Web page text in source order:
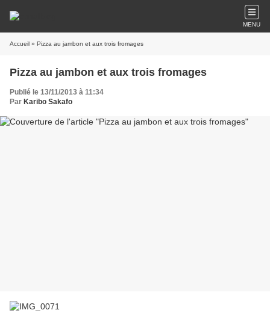
MENU
Accueil » Pizza au jambon et aux trois fromages
Pizza au jambon et aux trois fromages
Publié le 13/11/2013 à 11:34
Par Karibo Sakafo